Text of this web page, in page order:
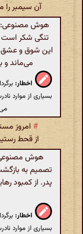
آن سیمبر
هوش مصنوعی:
تنگی شکر است
این شوق و عشق
می‌ماند و
اخطار:
بسیاری از موارد
# امروز
از قحط
هوش مصنوعی:
تصمیم به
پدر. از کمبود
اخطار:
بسیاری از موارد